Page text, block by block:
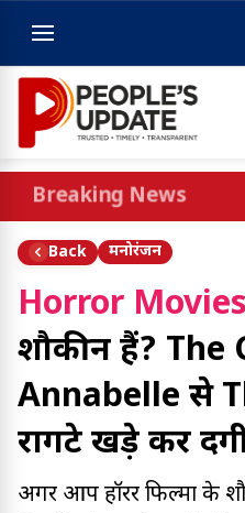
Breaking News
Back मनोरंजन
Horror
शौकीन हैं? The
Annabelle से
रोंगटे खड़े कर
अगर आप हॉरर फिल्मों के